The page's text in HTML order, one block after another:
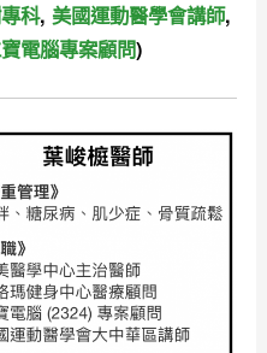
科, 美國運動醫學會講師,
電腦專案顧問)